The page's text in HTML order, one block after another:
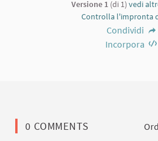
Versione 1 (di 1) vedi
Controlla l'impronta
Condividi
Incorpora
0 COMMENTS